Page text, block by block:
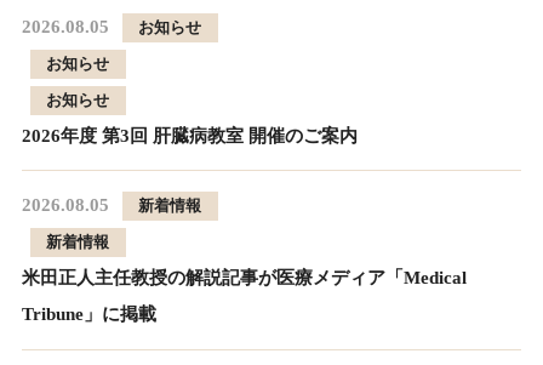
2026.08.05
お知らせ
お知らせ
お知らせ
2026年度 第3回 肝臓病教室 開催のご案内
2026.08.05
新着情報
新着情報
米田正人主任教授の解説記事が医療メディア「Medical
Tribune」に掲載